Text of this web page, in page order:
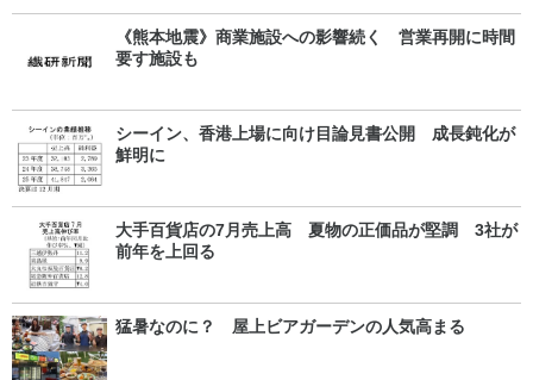
《熊本地震》商業施設への影響続く 営業再開に時間
要す施設も
シーイン、香港上場に向け目論見書公開 成長鈍化が
鮮明に
大手百貨店の7月売上高 夏物の正価品が堅調 3社が
前年を上回る
猛暑なのに？ 屋上ビアガーデンの人気高まる